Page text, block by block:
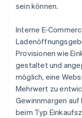
sein können.
Interne E-
Provisionen wie
gestaltet und
möglich, eine
Mehrwert zu
Gewinnmargen
beim Typ